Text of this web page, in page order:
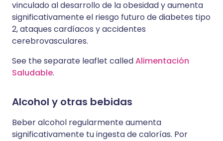
vinculado al desarrollo de la obesidad y aumenta
significativamente el riesgo futuro de diabetes tipo
2, ataques cardíacos y accidentes
cerebrovasculares.
See the separate leaflet calledAlimentación
Saludable.
Alcohol y otras bebidas
Beber alcohol regularmente aumenta
significativamente tu ingesta de calorías. Por